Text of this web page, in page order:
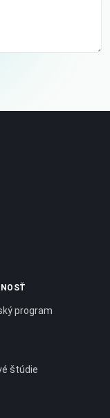
program
štúdie